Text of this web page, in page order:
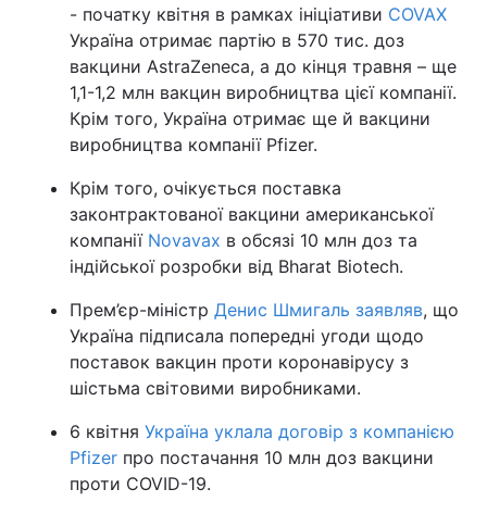
- початку квітня в рамках ініціативи COVAX
Україна отримає партію в 570 тис. доз
вакцини AstraZeneca, а до кінця травня – ще
1,1-1,2 млн вакцин виробництва цієї компанії.
Крім того, Україна отримає ще й вакцини
виробництва компанії Pfizer.
Крім того, очікується поставка
законтрактованої вакцини американської
компанії Novavax в обсязі 10 млн доз та
індійської розробки від Bharat Biotech.
Прем’єр-міністр Денис Шмигаль заявляв, що
Україна підписала попередні угоди щодо
поставок вакцин проти коронавірусу з
шістьма світовими виробниками.
6 квітня Україна уклала договір з компанією
Pfizer про постачання 10 млн доз вакцини
проти COVID-19.